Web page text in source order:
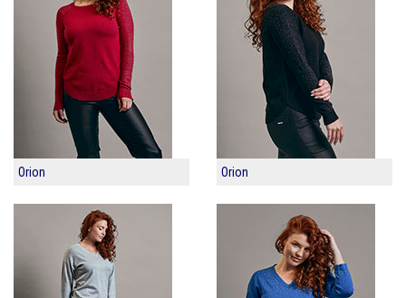
Orion Orion